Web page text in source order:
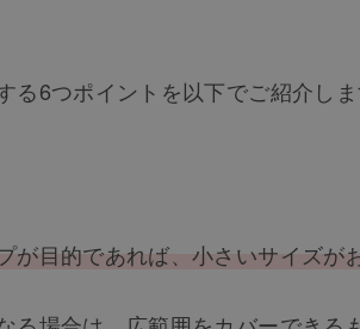
6つポイントを以下でご紹介しま
目的であれば、小さいサイズが